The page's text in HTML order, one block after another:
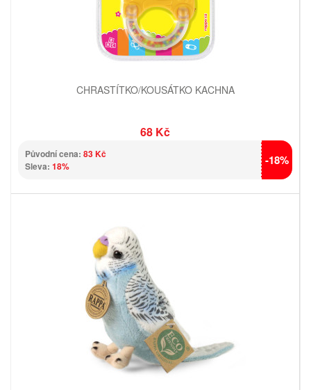
CHRASTÍTKO/KOUSÁTKO KACHNA
68 Kč
Původní cena: 83 Kč
Sleva: 18% -18%